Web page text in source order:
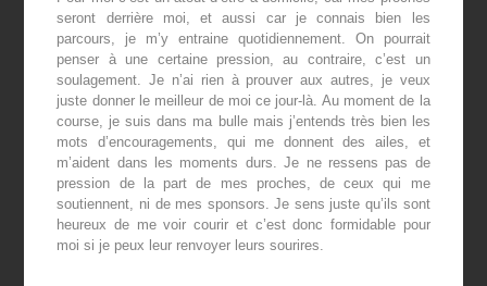
seront derrière moi, et aussi car je connais bien les
parcours, je m’y entraine quotidiennement. On pourrait
penser à une certaine pression, au contraire, c’est un
soulagement. Je n’ai rien à prouver aux autres, je veux
juste donner le meilleur de moi ce jour-là. Au moment de la
course, je suis dans ma bulle mais j’entends très bien les
mots d’encouragements, qui me donnent des ailes, et
m’aident dans les moments durs. Je ne ressens pas de
pression de la part de mes proches, de ceux qui me
soutiennent, ni de mes sponsors. Je sens juste qu’ils sont
heureux de me voir courir et c’est donc formidable pour
moi si je peux leur renvoyer leurs sourires.